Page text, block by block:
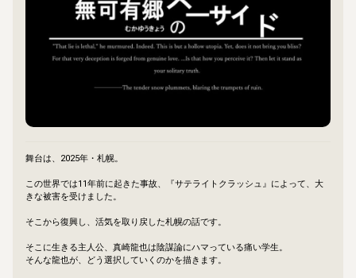
舞台は、2025年・札幌。
この世界では11年前に起きた事故、『サテライトクラッシュ』によって、大
きな被害を受けました。
そこから復興し、活気を取り戻した札幌の話です。
そこに生きる主人公、真崎龍也は陰謀論にハマっている痛い学生。
そんな龍也が、どう選択していくのかを描きます。